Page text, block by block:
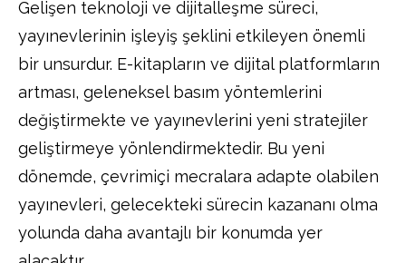
Gelişen teknoloji ve dijitalleşme süreci,
yayınevlerinin işleyiş şeklini etkileyen önemli
bir unsurdur. E-kitapların ve dijital platformların
artması, geleneksel basım yöntemlerini
değiştirmekte ve yayınevlerini yeni stratejiler
geliştirmeye yönlendirmektedir. Bu yeni
dönemde, çevrimiçi mecralara adapte olabilen
yayınevleri, gelecekteki sürecin kazananı olma
yolunda daha avantajlı bir konumda yer